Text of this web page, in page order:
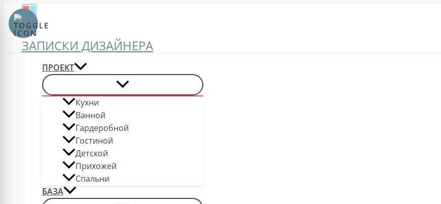
Перейти
содержимому
ЗАПИСКИ ДИЗАЙНЕРА
ПРОЕКТ
Кухни
Ванной
Гардеробной
Гостиной
Детской
Прихожей
Спальни
БАЗА